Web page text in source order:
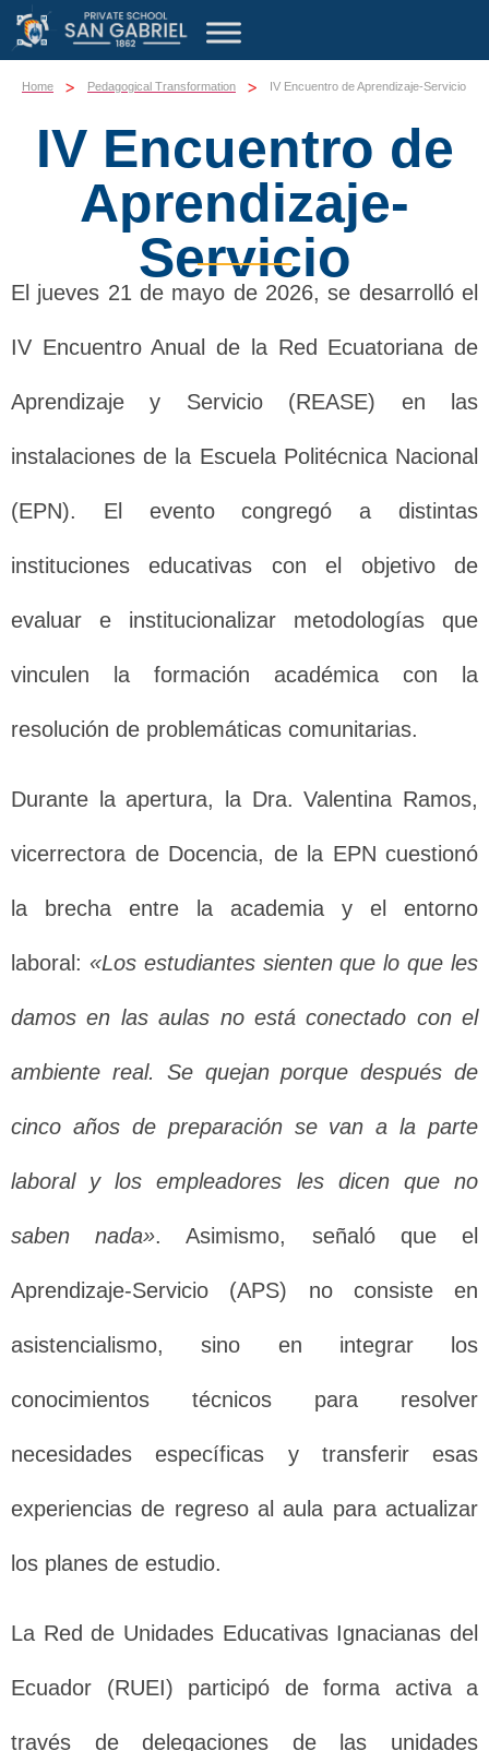
Home > Pedagogical Transformation > IV Encuentro de Aprendizaje-Servicio
IV Encuentro de
Aprendizaje-
Servicio
El jueves 21 de mayo de 2026, se desarrolló el
IV Encuentro Anual de la Red Ecuatoriana de
Aprendizaje y Servicio (REASE) en las
instalaciones de la Escuela Politécnica Nacional
(EPN). El evento congregó a distintas
instituciones educativas con el objetivo de
evaluar e institucionalizar metodologías que
vinculen la formación académica con la
resolución de problemáticas comunitarias.
Durante la apertura, la Dra. Valentina Ramos,
vicerrectora de Docencia, de la EPN cuestionó
la brecha entre la academia y el entorno
laboral: «Los estudiantes sienten que lo que les
damos en las aulas no está conectado con el
ambiente real. Se quejan porque después de
cinco años de preparación se van a la parte
laboral y los empleadores les dicen que no
saben nada». Asimismo, señaló que el
Aprendizaje-Servicio (APS) no consiste en
asistencialismo, sino en integrar los
conocimientos técnicos para resolver
necesidades específicas y transferir esas
experiencias de regreso al aula para actualizar
los planes de estudio.
La Red de Unidades Educativas Ignacianas del
Ecuador (RUEI) participó de forma activa a
través de delegaciones de las unidades